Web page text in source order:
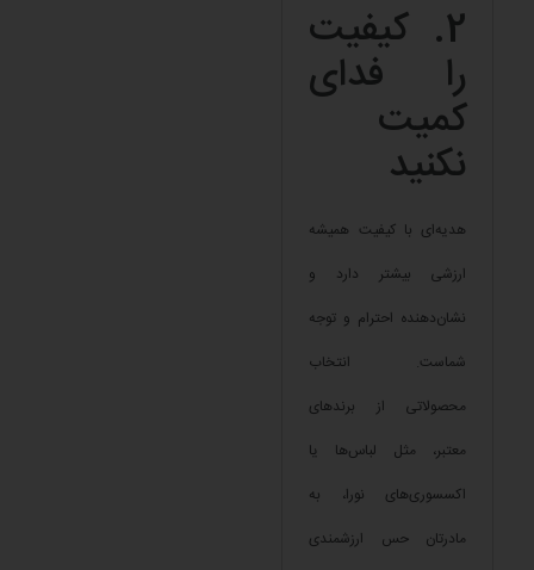
2. کیفیت
را فدای
کمیت
نکنید
هدیه‌ای با کیفیت همیشه
ارزشی بیشتر دارد و
نشان‌دهنده احترام و توجه
شماست. انتخاب
محصولاتی از برندهای
معتبر، مثل لباس‌ها یا
اکسسوری‌های نورا، به
مادرتان حس ارزشمندی